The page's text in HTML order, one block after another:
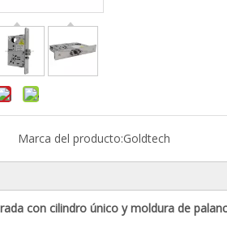
Marca del producto:Goldtech
con cilindro único y moldura de